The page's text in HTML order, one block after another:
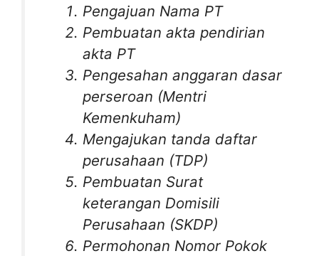
Pengajuan Nama PT
Pembuatan akta pendirian
akta PT
Pengesahan anggaran dasar
perseroan (Mentri
Kemenkuham)
Mengajukan tanda daftar
perusahaan (TDP)
Pembuatan Surat
keterangan Domisili
Perusahaan (SKDP)
Permohonan Nomor Pokok